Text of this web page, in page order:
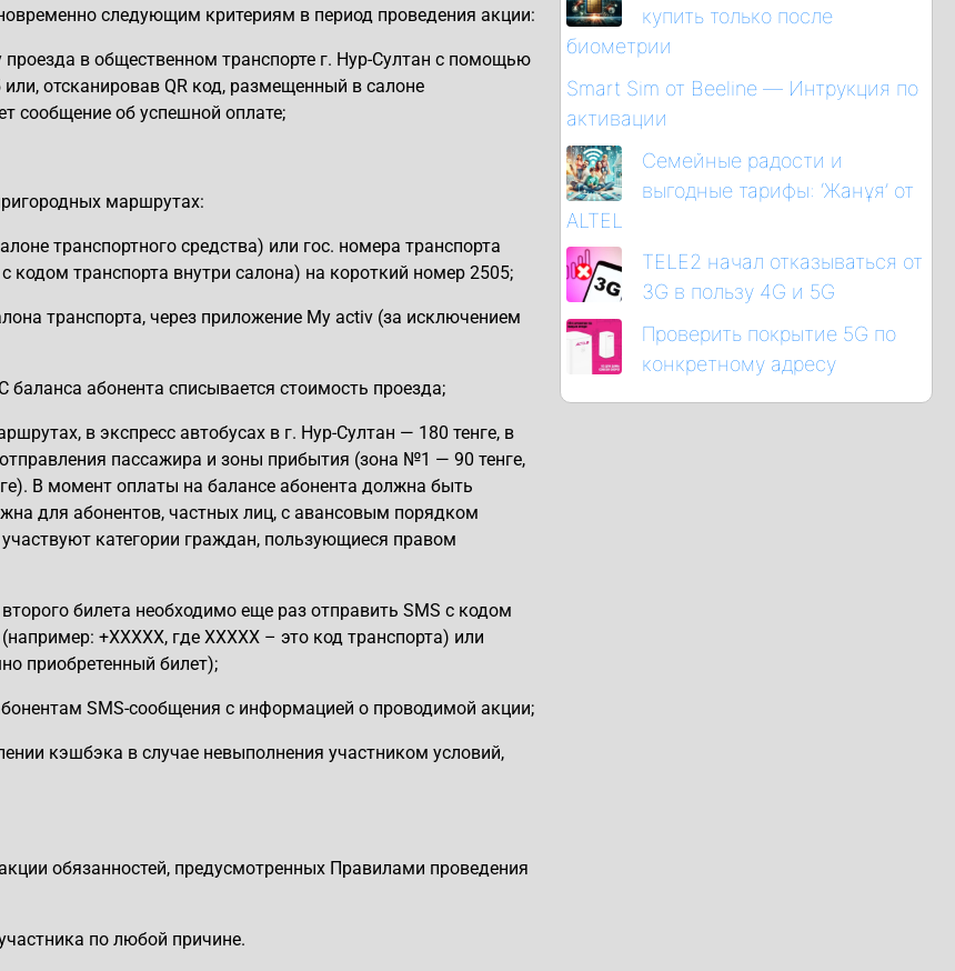
следующим критериям в период проведения акции:
в общественном транспорте г. Нур-Султан с помощью
отсканировав QR код, размещенный в салоне
сообщение об успешной оплате;
маршрутах:
транспортного средства) или гос. номера транспорта
кодом транспорта внутри салона) на короткий номер 2505;
транспорта, через приложение My activ (за исключением
абонента списывается стоимость проезда;
в экспресс автобусах в г. Нур-Султан — 180 тенге, в
пассажира и зоны прибытия (зона №1 — 90 тенге,
В момент оплаты на балансе абонента должна быть
для абонентов, частных лиц, с авансовым порядком
категории граждан, пользующиеся правом
билета необходимо еще раз отправить SMS с кодом
+ХХХХХ, где ХХХХХ – это код транспорта) или
приобретенный билет);
SMS-сообщения с информацией о проводимой акции;
кэшбэка в случае невыполнения участником условий,
обязанностей, предусмотренных Правилами проведения
по любой причине.
купить только после
биометрии
Smart Sim от Beeline — Интрукция по
активации
Семейные радости и
выгодные тарифы: ‘Жанұя’ от
ALTEL
TELE2 начал отказываться от
3G в пользу 4G и 5G
Проверить покрытие 5G по
конкретному адресу